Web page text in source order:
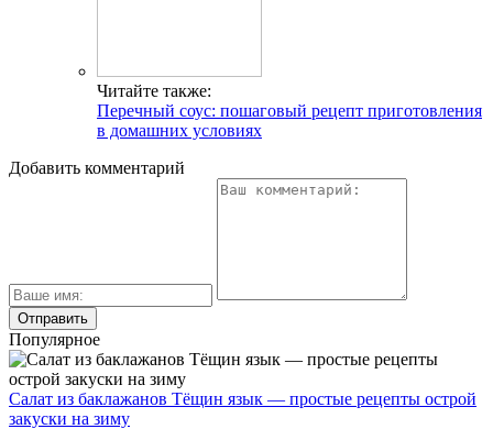
Читайте также:
Перечный соус: пошаговый рецепт приготовления
в домашних условиях
Добавить комментарий
Популярное
Салат из баклажанов Тёщин язык — простые рецепты острой
закуски на зиму